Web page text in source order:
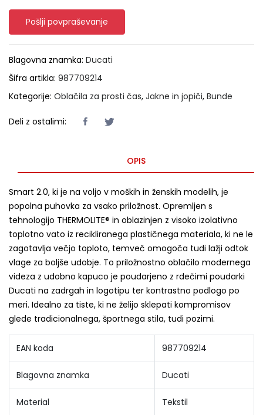
Pošlji povpraševanje
Blagovna znamka: Ducati
Šifra artikla: 987709214
Kategorije: Oblačila za prosti čas, Jakne in jopiči, Bunde
Deli z ostalimi:
OPIS
Smart 2.0, ki je na voljo v moških in ženskih modelih, je
popolna puhovka za vsako priložnost. Opremljen s
tehnologijo THERMOLITE® in oblazinjen z visoko izolativno
toplotno vato iz recikliranega plastičnega materiala, ki ne le
zagotavlja večjo toploto, temveč omogoča tudi lažji odtok
vlage za boljše udobje. To priložnostno oblačilo modernega
videza z udobno kapuco je poudarjeno z rdečimi poudarki
Ducati na zadrgah in logotipu ter kontrastno podlogo po
meri. Idealno za tiste, ki ne želijo sklepati kompromisov
glede tradicionalnega, športnega stila, tudi pozimi.
EAN koda 987709214
Blagovna znamka Ducati
Material Tekstil